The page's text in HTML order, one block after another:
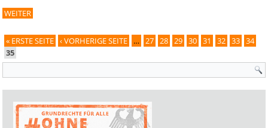
WEITER
Seiten
« ERSTE SEITE ‹ VORHERIGE SEITE … 27 28 29 30 31 32 33 34
35
Suchformular